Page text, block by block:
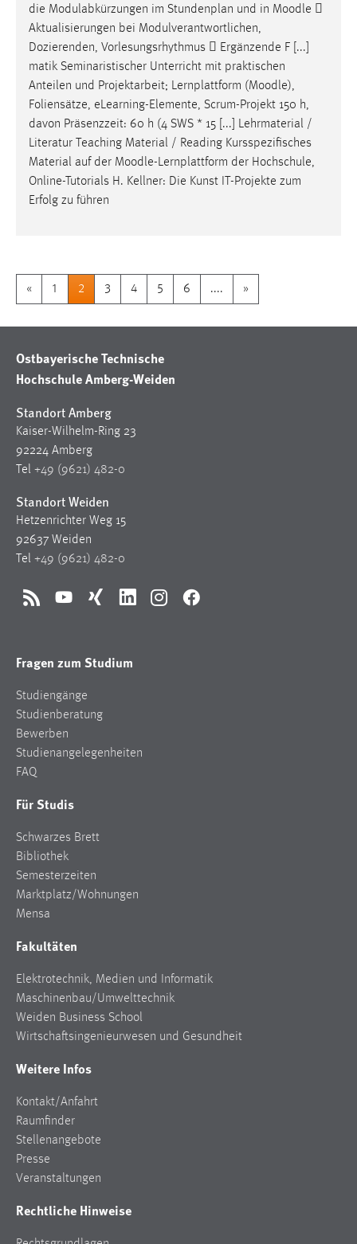
die Modulabkürzungen im Stundenplan und in Moodle 
Aktualisierungen bei Modulverantwortlichen,
Dozierenden, Vorlesungsrhythmus  Ergänzende F [...]
matik Seminaristischer Unterricht mit praktischen
Anteilen und Projektarbeit; Lernplattform (Moodle),
Foliensätze, eLearning-Elemente, Scrum-Projekt 150 h,
davon Präsenzzeit: 60 h (4 SWS * 15 [...] Lehrmaterial /
Literatur Teaching Material / Reading Kursspezifisches
Material auf der Moodle-Lernplattform der Hochschule,
Online-Tutorials H. Kellner: Die Kunst IT-Projekte zum
Erfolg zu führen
« 1 2 3 4 5 6 .... »
Ostbayerische Technische
Hochschule Amberg-Weiden
Standort Amberg
Kaiser-Wilhelm-Ring 23
92224 Amberg
Tel +49 (9621) 482-0
Standort Weiden
Hetzenrichter Weg 15
92637 Weiden
Tel +49 (9621) 482-0
RSS YouTubeXing LinkedInInstagramFacebook
Fragen zum Studium
Studiengänge
Studienberatung
Bewerben
Studienangelegenheiten
FAQ
Für Studis
Schwarzes Brett
Bibliothek
Semesterzeiten
Marktplatz/Wohnungen
Mensa
Fakultäten
Elektrotechnik, Medien und Informatik
Maschinenbau/Umwelttechnik
Weiden Business School
Wirtschaftsingenieurwesen und Gesundheit
Weitere Infos
Kontakt/Anfahrt
Raumfinder
Stellenangebote
Presse
Veranstaltungen
Rechtliche Hinweise